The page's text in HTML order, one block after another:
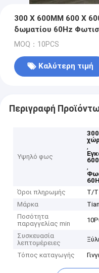
300 X 600MM 600 X
δωματίου 60Hz
MOQ：10PCS
Καλύτερη τιμή
Περιγραφή
Υψηλό φως
,
,
Όροι πληρωμής
Τ/Τ
Μάρκα
Ποσότητα
παραγγελίας min
Συσκευασία
λεπτομέρειες
Τόπος καταγωγής